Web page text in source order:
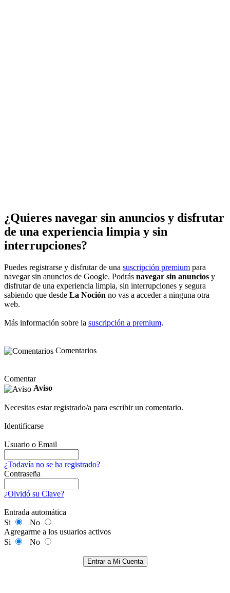
¿Quieres navegar sin anuncios y disfrutar
de una experiencia limpia y sin
interrupciones?
Puedes registrarse y disfrutar de una suscripción premium para
navegar sin anuncios de Google. Podrás navegar sin anuncios y
disfrutar de una experiencia limpia, sin interrupciones y segura
sabiendo que desde La Noción no vas a acceder a ninguna otra
web.
Más información sobre la suscripción a premium.
Comentarios
Comentar
Aviso
Necesitas estar registrado/a para escribir un comentario.
Identificarse
Usuario o Email
¿Todavía no se ha registrado?
Contraseña
¿Olvidó su Clave?
Entrada automática
Si
No
Agregarme a los usuarios activos
Si
No
Entrar a Mi Cuenta